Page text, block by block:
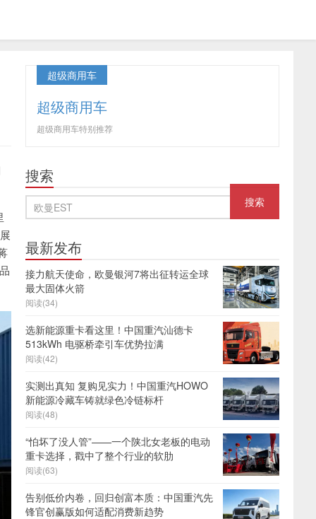
超级商用车
超级商用车
超级商用车特别推荐
搜索
最新发布
接力航天使命，欧曼银河7将出征转运全球
最大固体火箭
阅读(34)
选新能源重卡看这里！中国重汽汕德卡
513kWh 电驱桥牵引车优势拉满
阅读(42)
实测出真知 复购见实力！中国重汽HOWO
新能源冷藏车铸就绿色冷链标杆
阅读(48)
“怕坏了没人管”——一个陕北女老板的电动
重卡选择，戳中了整个行业的软肋
阅读(63)
告别低价内卷，回归创富本质：中国重汽先
锋官创赢版如何适配消费新趋势